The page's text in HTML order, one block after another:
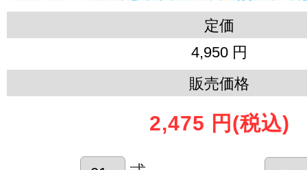
定価
4,950 円
販売価格
2,475 円 (税込)